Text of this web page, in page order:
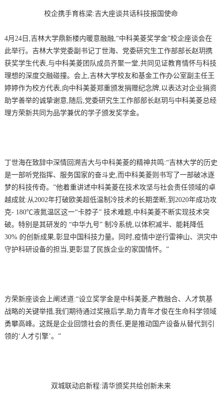
校企携手育栋梁:吉大座谈共话科技报国使命
4月24日,吉林大学鼎新楼内暖意融融,“中科美菱奖学金”校企座谈会在
此举行。吉林大学党委副书记丁世海、党委研究生工作部部长赵玥携
获奖学生代表,与中科美菱团队成员齐聚一堂,共同见证教育情怀与科技
理想的深度交融碰撞。会上,吉林大学校友和基金工作办公室副主任王
婷婷作为校方代表,向中科美菱郑重颁发捐赠纪念牌,以表达对企业捐资
助学善举的诚挚谢意,随后,党委研究生工作部部长赵玥与中科美菱总经
理方荣新共同为品学兼优的学子颁发奖学金。
丁世海在致辞中深情回溯吉大与中科美菱的精神共鸣:“吉林大学的历史
是一部听党指挥、服务国家的奋斗史,而中科美菱则书写了一部破冰逐
梦的科技传奇。”他着重讲述中科美菱在技术攻坚与社会责任领域的卓
越成就:从2002年打破欧美超低温制冷技术的长期垄断,到2020年成功攻
克- 180℃液氮温区这一“卡脖子” 技术难题,中科美菱不断实现技术突
破。特别是其研发的 “中华九号” 制冷系统,以体积减半、能耗降低
30% 的创新成果,彰显中国科技力量。同时,疫情中逆行雷神山、洪灾中
守护科研设备的担当,更彰显了民族企业的家国情怀。”
方荣新座谈会上阐述道:“设立奖学金是中科美菱,产教融合、人才筑基
战略的关键举措,我们期待通过奖掖后学,助力青年才俊在生命科学领域
勇攀高峰。这既是企业回馈社会的责任,更是推动国产设备从替代到引
领的‘人才引擎’。”
双城联动启新程:清华颁奖共绘创新未来